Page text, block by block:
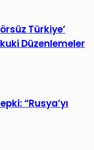
Türkiye’
Düzenlemeler
“Rusya’yı